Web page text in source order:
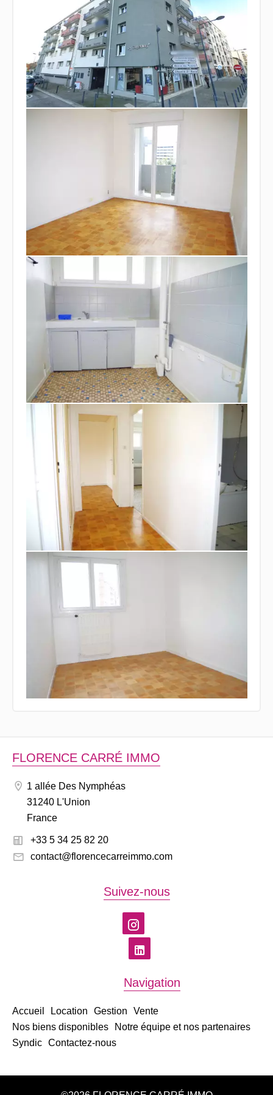
FLORENCE CARRÉ IMMO
1 allée Des Nymphéas
31240 L'Union
France
+33 5 34 25 82 20
contact@florencecarreimmo.com
Suivez-nous
Navigation
Accueil Location Gestion
Vente
Nos biens disponibles
Notre équipe et nos partenaires
Syndic Contactez-nous